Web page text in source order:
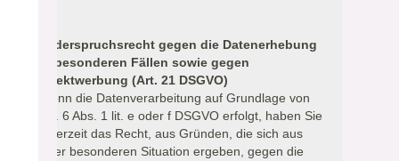
Widerspruchsrecht gegen die Datenerhebung
in besonderen Fällen sowie gegen
Direktwerbung (Art. 21 DSGVO)
Wenn die Datenverarbeitung auf Grundlage von
Art. 6 Abs. 1 lit. e oder f DSGVO erfolgt, haben Sie
jederzeit das Recht, aus Gründen, die sich aus
Ihrer besonderen Situation ergeben, gegen die